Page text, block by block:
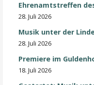
Ehrenamtstreffen
28. Juli 2026
Musik unter der
28. Juli 2026
Premiere im
18. Juli 2026